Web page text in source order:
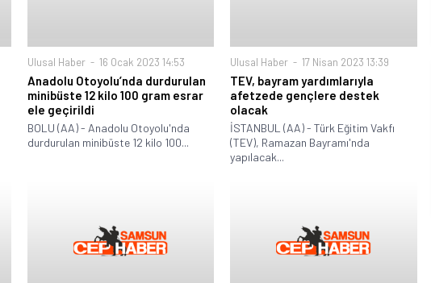
Ulusal Haber 16 Ocak 2023 14:53
Anadolu Otoyolu’nda durdurulan
minibüste 12 kilo 100 gram esrar
ele geçirildi
BOLU (AA) - Anadolu Otoyolu'nda
durdurulan minibüste 12 kilo 100...
Ulusal Haber 17 Nisan 2023 13:39
TEV, bayram yardımlarıyla
afetzede gençlere destek
olacak
İSTANBUL (AA) - Türk Eğitim Vakfı
(TEV), Ramazan Bayramı'nda
yapılacak...